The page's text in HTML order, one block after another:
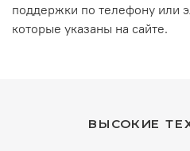
поддержки по телефону или
которые указаны на сайте.
ВЫСОКИЕ